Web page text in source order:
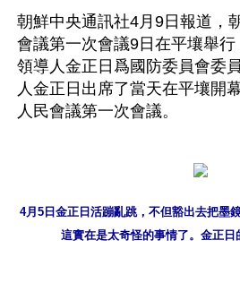
朝鮮中央通訊社4月9日報道，
會議第一次會議9日在平壤舉
領導人金正日爲國防委員會委
人金正日出席了當天在平壤開
人民會議第一次會議。
4月5日金正日活蹦亂跳，不但豁出去把墨
這實在是太奇怪的事情了。金正日